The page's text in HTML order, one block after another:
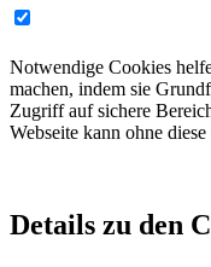
Notwendige Cookies
machen, indem sie
Zugriff auf sichere
Webseite kann ohne
Details zu den